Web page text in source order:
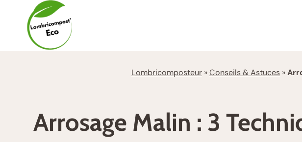
contenu
Lombricomposteur »Conseils & Astuces »
Arrosage Malin : 3